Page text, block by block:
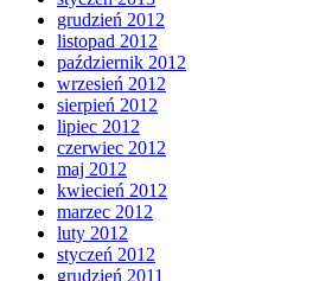
grudzień 2012
listopad 2012
październik 2012
wrzesień 2012
sierpień 2012
lipiec 2012
czerwiec 2012
maj 2012
kwiecień 2012
marzec 2012
luty 2012
styczeń 2012
grudzień 2011